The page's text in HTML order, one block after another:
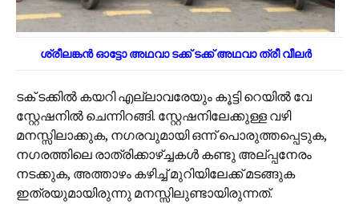
ശ്രീലങ്കൻ ഓട്ടോ അഥവാ ടക്ക് ടക്ക് അഥവാ ത്രീ വീലർ
ടക് ടക്കിൽ കയറി എല്ലാവരേയും കൂട്ടി റെയിൽ വേ
സ്റ്റേഷനിൽ ചെന്നിറങ്ങി. സ്റ്റേഷനിലേക്കുള്ള വഴി
മനസ്സിലാക്കുക, നഗരവുമായി ഒന്ന് പൊരുത്തപ്പെടുക,
നഗരത്തിലെ രാത്രിക്കാഴ്ച്ചകൾ കണ്ടു അല്പ്പനേരം
നടക്കുക, അത്താഴം കഴിച്ച് മുറിയിലേക്ക് മടങ്ങുക
ഇത്രയുമായിരുന്നു മനസ്സിലുണ്ടായിരുന്നത്.